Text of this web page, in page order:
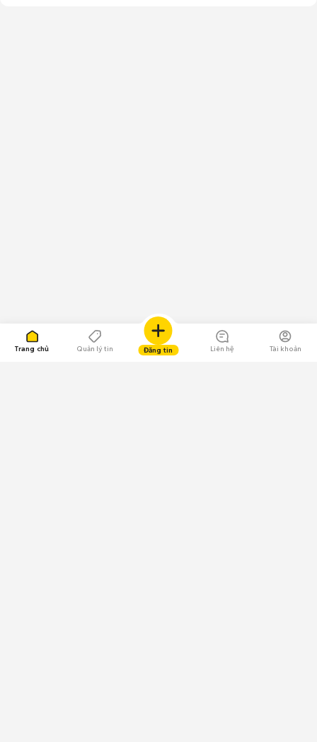
Trang chủ Quản lý tin Đăng tin Liên hệ Tài khoản